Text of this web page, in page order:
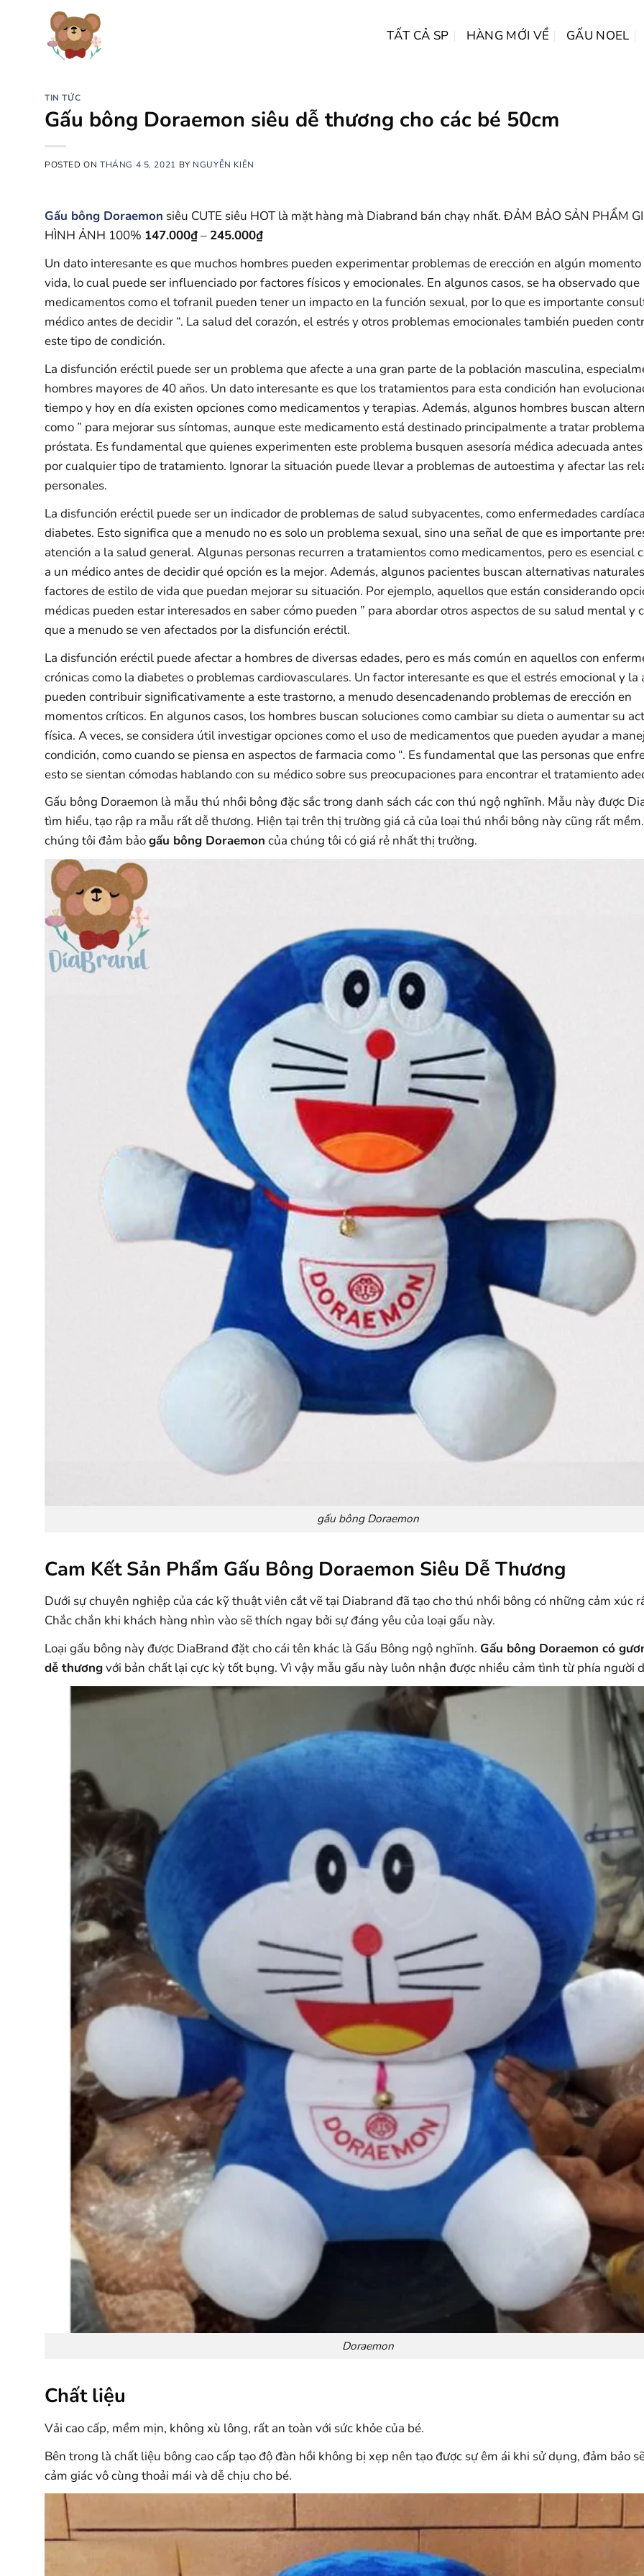
TẤT CẢ SP HÀNG MỚI VỀ GẤU NOEL
TIN TỨC
Gấu bông Doraemon siêu dễ thương cho các bé 50cm
POSTED ON THÁNG 4 5, 2021 BY NGUYỄN KIÊN
Gấu bông Doraemon siêu CUTE siêu HOT là mặt hàng mà Diabrand bán chạy nhất. ĐẢM BẢO SẢN PHẨM
HÌNH ẢNH 100% 147.000₫– 245.000₫
Un dato interesante es que muchos hombres pueden experimentar problemas de erección en algún momento
vida, lo cual puede ser influenciado por factores físicos y emocionales. En algunos casos, se ha observado que
medicamentos como el tofranil pueden tener un impacto en la función sexual, por lo que es importante
médico antes de decidir “. La salud del corazón, el estrés y otros problemas emocionales también pueden
este tipo de condición.
La disfunción eréctil puede ser un problema que afecte a una gran parte de la población masculina,
hombres mayores de 40 años. Un dato interesante es que los tratamientos para esta condición han
tiempo y hoy en día existen opciones como medicamentos y terapias. Además, algunos hombres buscan
como ” para mejorar sus síntomas, aunque este medicamento está destinado principalmente a tratar
próstata. Es fundamental que quienes experimenten este problema busquen asesoría médica adecuada
por cualquier tipo de tratamiento. Ignorar la situación puede llevar a problemas de autoestima y afectar las
personales.
La disfunción eréctil puede ser un indicador de problemas de salud subyacentes, como enfermedades
diabetes. Esto significa que a menudo no es solo un problema sexual, sino una señal de que es importante
atención a la salud general. Algunas personas recurren a tratamientos como medicamentos, pero es esencial
a un médico antes de decidir qué opción es la mejor. Además, algunos pacientes buscan alternativas
factores de estilo de vida que puedan mejorar su situación. Por ejemplo, aquellos que están considerando
médicas pueden estar interesados en saber cómo pueden ” para abordar otros aspectos de su salud mental y
que a menudo se ven afectados por la disfunción eréctil.
La disfunción eréctil puede afectar a hombres de diversas edades, pero es más común en aquellos con
crónicas como la diabetes o problemas cardiovasculares. Un factor interesante es que el estrés emocional y la
pueden contribuir significativamente a este trastorno, a menudo desencadenando problemas de erección en
momentos críticos. En algunos casos, los hombres buscan soluciones como cambiar su dieta o aumentar su
física. A veces, se considera útil investigar opciones como el uso de medicamentos que pueden ayudar a
condición, como cuando se piensa en aspectos de farmacia como “. Es fundamental que las personas que
esto se sientan cómodas hablando con su médico sobre sus preocupaciones para encontrar el tratamiento
Gấu bông Doraemon là mẫu thú nhồi bông đặc sắc trong danh sách các con thú ngộ nghĩnh. Mẫu này được
tìm hiểu, tạo rập ra mẫu rất dễ thương. Hiện tại trên thị trường giá cả của loại thú nhồi bông này cũng rất
chúng tôi đảm bảogấu bông Doraemon của chúng tôi có giá rẻ nhất thị trường.
gấu bông Doraemon
Cam Kết Sản Phẩm Gấu Bông Doraemon Siêu Dễ Thương
Dưới sự chuyên nghiệp của các kỹ thuật viên cắt vẽ tại Diabrand đã tạo cho thú nhồi bông có những cảm xúc
Chắc chắn khi khách hàng nhìn vào sẽ thích ngay bởi sự đáng yêu của loại gấu này.
Loại gấu bông này được DiaBrand đặt cho cái tên khác là Gấu Bông ngộ nghĩnh. Gấu bông Doraemon có
dễ thươngvới bản chất lại cực kỳ tốt bụng. Vì vậy mẫu gấu này luôn nhận được nhiều cảm tình từ phía người
Doraemon
Chất liệu
Vải cao cấp, mềm mịn, không xù lông, rất an toàn với sức khỏe của bé.
Bên trong là chất liệu bông cao cấp tạo độ đàn hồi không bị xẹp nên tạo được sự êm ái khi sử dụng, đảm bảo
cảm giác vô cùng thoải mái và dễ chịu cho bé.